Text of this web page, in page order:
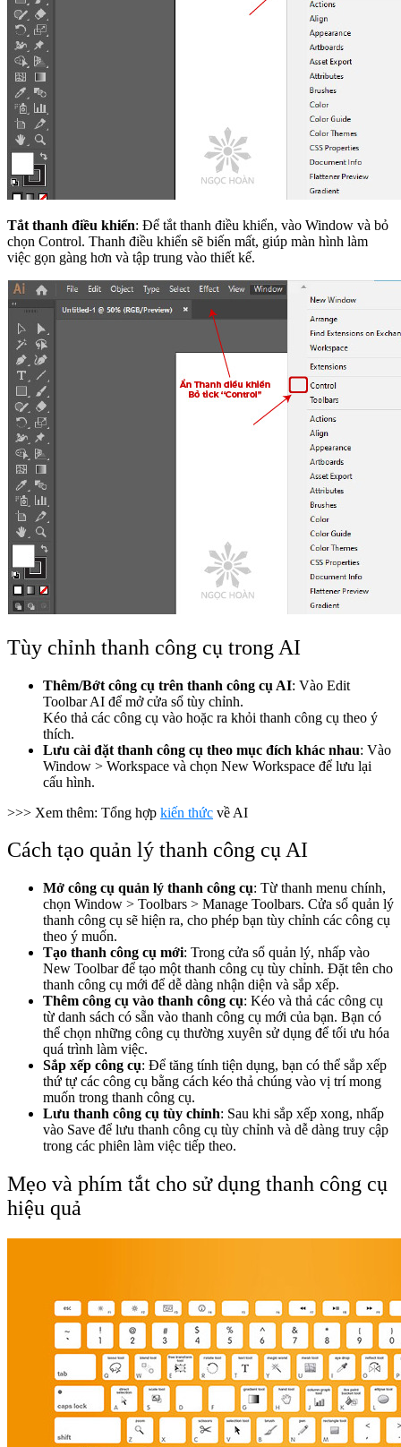
Tắt thanh điều khiển: Để tắt thanh điều khiển, vào Window và bỏ
chọn Control. Thanh điều khiển sẽ biến mất, giúp màn hình làm
việc gọn gàng hơn và tập trung vào thiết kế.
Tùy chỉnh thanh công cụ trong AI
Thêm/Bớt công cụ trên thanh công cụ AI: Vào Edit
Toolbar AI để mở cửa sổ tùy chỉnh.
Kéo thả các công cụ vào hoặc ra khỏi thanh công cụ theo ý
thích.
Lưu cài đặt thanh công cụ theo mục đích khác nhau: Vào
Window > Workspace và chọn New Workspace để lưu lại
cấu hình.
>>> Xem thêm: Tổng hợp kiến thức về AI
Cách tạo quản lý thanh công cụ AI
Mở công cụ quản lý thanh công cụ: Từ thanh menu chính,
chọn Window > Toolbars > Manage Toolbars. Cửa sổ quản lý
thanh công cụ sẽ hiện ra, cho phép bạn tùy chỉnh các công cụ
theo ý muốn.
Tạo thanh công cụ mới: Trong cửa sổ quản lý, nhấp vào
New Toolbar để tạo một thanh công cụ tùy chỉnh. Đặt tên cho
thanh công cụ mới để dễ dàng nhận diện và sắp xếp.
Thêm công cụ vào thanh công cụ: Kéo và thả các công cụ
từ danh sách có sẵn vào thanh công cụ mới của bạn. Bạn có
thể chọn những công cụ thường xuyên sử dụng để tối ưu hóa
quá trình làm việc.
Sắp xếp công cụ: Để tăng tính tiện dụng, bạn có thể sắp xếp
thứ tự các công cụ bằng cách kéo thả chúng vào vị trí mong
muốn trong thanh công cụ.
Lưu thanh công cụ tùy chỉnh: Sau khi sắp xếp xong, nhấp
vào Save để lưu thanh công cụ tùy chỉnh và dễ dàng truy cập
trong các phiên làm việc tiếp theo.
Mẹo và phím tắt cho sử dụng thanh công cụ
hiệu quả